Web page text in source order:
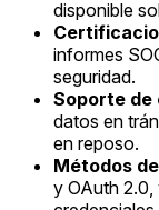
disponible
informes
seguridad.
Soporte de
datos en
en reposo.
Métodos
y OAuth